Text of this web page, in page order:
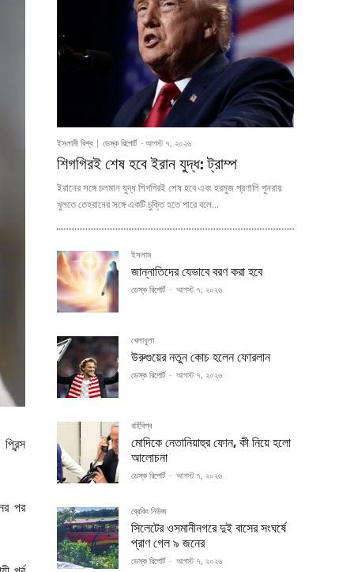
পর
ইসলামী বিশ্ব ডেস্ক রিপোর্ট - আগস্ট ৭, ২০২৬
শিগগিরই শেষ হবে ইরান যুদ্ধ: ট্রাম্প
ইরানের সঙ্গে চলমান যুদ্ধ শিগগিরই শেষ হবে এবং হরমুজ প্রণালি পুনরায়
খুলতে তেহরানের সঙ্গে একটি চুক্তি হতে পারে বলে...
ইসলাম
জান্নাতিদের যেভাবে বরণ করা হবে
ডেস্ক রিপোর্ট - আগস্ট ৭, ২০২৬
খেলাধূলা
উরুগুয়ের নতুন কোচ হলেন ফোরলান
ডেস্ক রিপোর্ট - আগস্ট ৭, ২০২৬
বর্হিবিশ্ব
মোদিকে নেতানিয়াহুর ফোন, কী নিয়ে হলো
আলোচনা
ডেস্ক রিপোর্ট - আগস্ট ৭, ২০২৬
ব্রেকিং নিউজ
সিলেটের ওসমানীনগরে দুই বাসের সংঘর্ষে
প্রাণ গেল ৯ জনের
ডেস্ক রিপোর্ট - আগস্ট ৭, ২০২৬